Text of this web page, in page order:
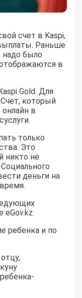
счет в Kaspi,
Раньше
надо было
в
Gold. Для
который
в
только
Это
никто не
деньги на
eGov.kz:
ребенка и по